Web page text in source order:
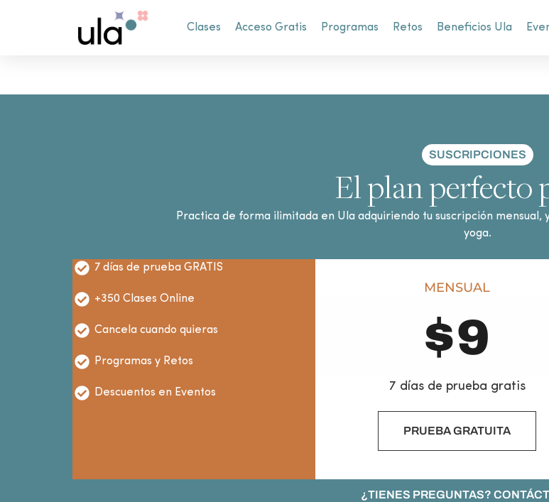
Clases Acceso Gratis Programas Retos Beneficios Ula
SUSCRIPCIONES
El plan perfecto
Practica de forma ilimitada en Ula adquiriendo tu suscripción
yoga.
7 días de prueba GRATIS
+350 Clases Online
Cancela cuando quieras
Programas y Retos
Descuentos en Eventos
MENSUAL
$9
7 días de prueba gratis
PRUEBA GRATUITA
¿TIENES PREGUNTAS?